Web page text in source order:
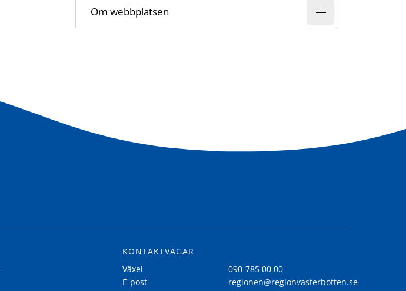
Om webbplatsen
KONTAKTVÄGAR
Växel
090-785 00 00
E-post
regionen@regionvasterbotten.se